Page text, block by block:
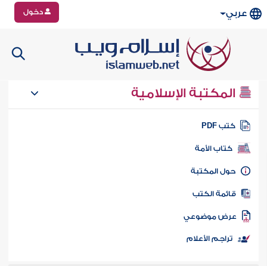
عربي دخول
المكتبة الإسلامية
كتب PDF
كتاب الأمة
المكتبة
الكتب
موضوعي